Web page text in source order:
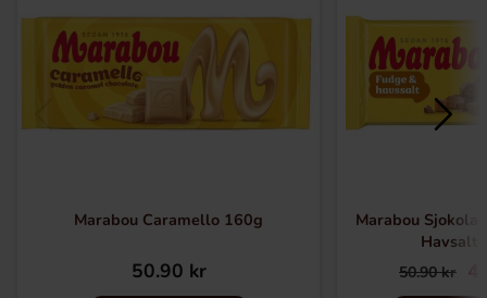
Marabou Caramello 160g
50.90 kr
Marabou
Havsalt
50.90 kr